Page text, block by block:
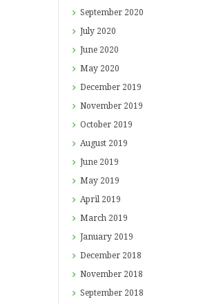
September 2020
July 2020
June 2020
May 2020
December 2019
November 2019
October 2019
August 2019
June 2019
May 2019
April 2019
March 2019
January 2019
December 2018
November 2018
September 2018